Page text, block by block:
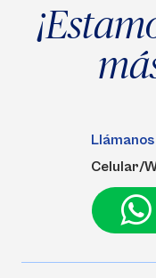
Llámanos
Celular/